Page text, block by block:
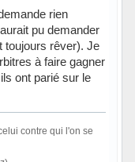
rien
pu demander
toujours rêver). Je
à faire gagner
ont parié sur le
contre qui l'on se